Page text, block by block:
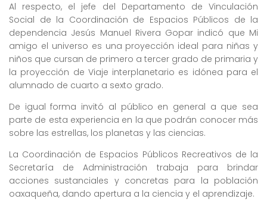
Al respecto, el jefe del Departamento de Vinculación
Social de la Coordinación de Espacios Públicos de la
dependencia Jesús Manuel Rivera Gopar indicó que Mi
amigo el universo es una proyección ideal para niñas y
niños que cursan de primero a tercer grado de primaria y
la proyección de Viaje interplanetario es idónea para el
alumnado de cuarto a sexto grado.
De igual forma invitó al público en general a que sea
parte de esta experiencia en la que podrán conocer más
sobre las estrellas, los planetas y las ciencias.
La Coordinación de Espacios Públicos Recreativos de la
Secretaría de Administración trabaja para brindar
acciones sustanciales y concretas para la población
oaxaqueña, dando apertura a la ciencia y el aprendizaje.